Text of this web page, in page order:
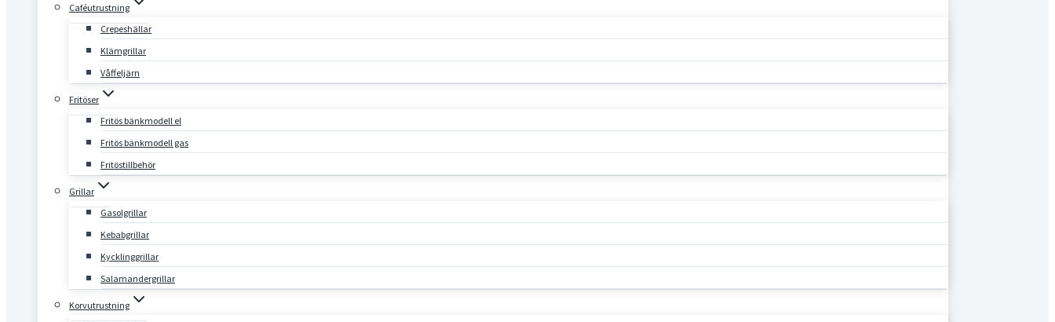
Caféutrustning
Crepeshällar
Klämgrillar
Våffeljärn
Fritöser
Fritös bänkmodell el
Fritös bänkmodell gas
Fritöstillbehör
Grillar
Gasolgrillar
Kebabgrillar
Kycklinggrillar
Salamandergrillar
Korvutrustning